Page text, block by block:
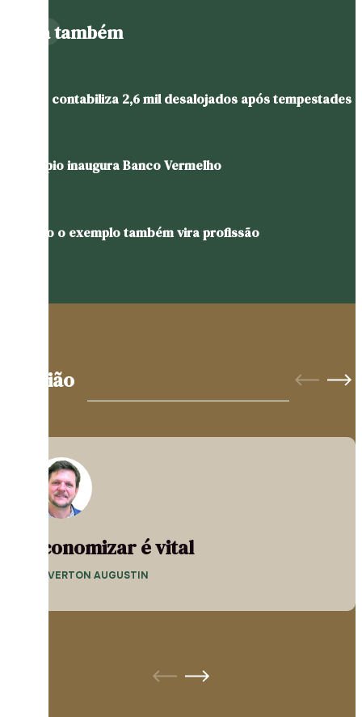
Leia também
Estado contabiliza 2,6 mil desalojados após tempestades
Município inaugura Banco Vermelho
Quando o exemplo também vira profissão
Opinião
Economizar é vital
— EVERTON AUGUSTIN